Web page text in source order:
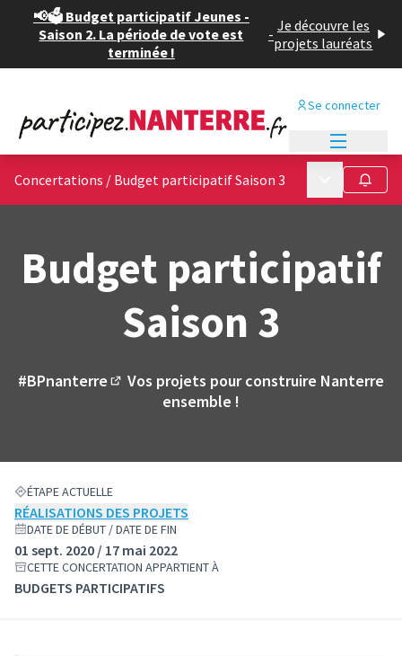
📢🗳️ Budget participatif Jeunes -
Saison 2. La période de vote est
terminée !
- Je découvre les
projets lauréats
Se connecter
Concertations / Budget participatif Saison 3 Menu Suivre
Budget participatif
Saison 3
#BPnanterre
(Lien externe)
Vos projets pour construire Nanterre
ensemble !
ÉTAPE ACTUELLE
RÉALISATIONS DES PROJETS
DATE DE DÉBUT / DATE DE FIN
01 sept. 2020 / 17 mai 2022
CETTE CONCERTATION APPARTIENT À
BUDGETS PARTICIPATIFS